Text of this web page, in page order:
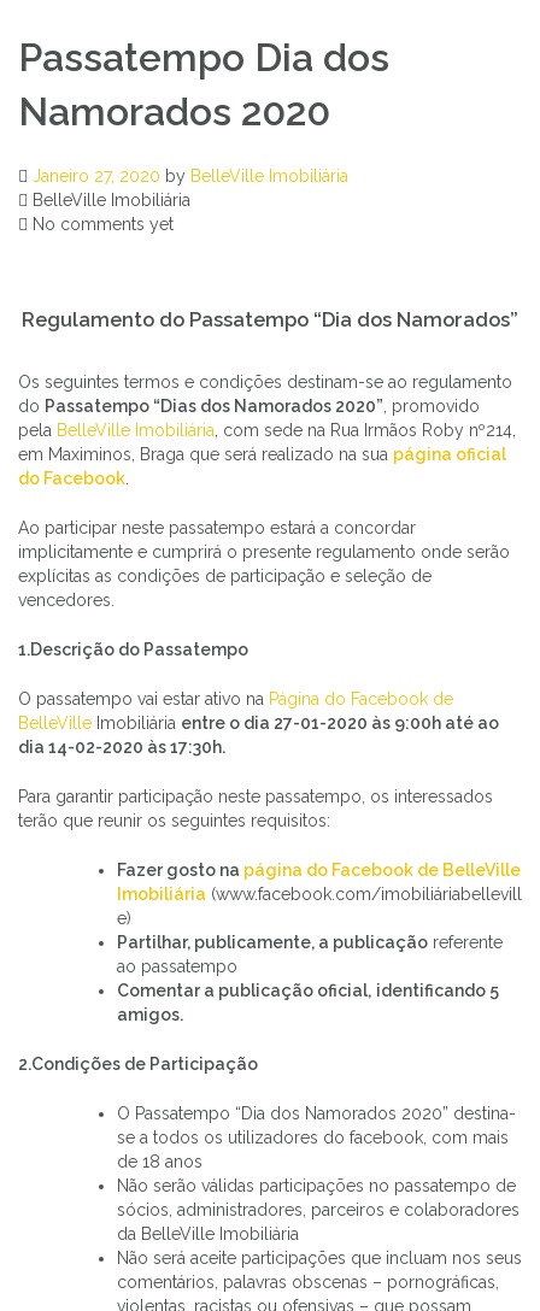
Passatempo Dia dos
Namorados 2020
Janeiro 27, 2020 by BelleVille Imobiliária
BelleVille Imobiliária
No comments yet
Regulamento do Passatempo “Dia dos Namorados”
Os seguintes termos e condições destinam-se ao regulamento
do Passatempo “Dias dos Namorados 2020” , promovido
pela BelleVille Imobiliária , com sede na Rua Irmãos Roby nº214,
em Maximinos, Braga que será realizado na sua página oficial
do Facebook
Ao participar neste passatempo estará a concordar
implicitamente e cumprirá o presente regulamento onde serão
explícitas as condições de participação e seleção de
vencedores.
1.Descrição do Passatempo
O passatempo vai estar ativo na Página do Facebook de
BelleVille Imobiliária entre o dia 27-01-2020 às 9:00h até ao
dia 14-02-2020 às 17:30h.
Para garantir participação neste passatempo, os interessados
terão que reunir os seguintes requisitos:
Fazer gosto na página do Facebook de BelleVille
Imobiliária (www.facebook.com/imobiliáriabellevill
e)
Partilhar, publicamente, a publicação referente
ao passatempo
Comentar a publicação oficial, identificando 5
amigos.
2.Condições de Participação
O Passatempo “Dia dos Namorados 2020” destina-
se a todos os utilizadores do facebook, com mais
de 18 anos
Não serão válidas participações no passatempo de
sócios, administradores, parceiros e colaboradores
da BelleVille Imobiliária
Não será aceite participações que incluam nos seus
comentários, palavras obscenas – pornográficas,
violentas, racistas ou ofensivas – que possam